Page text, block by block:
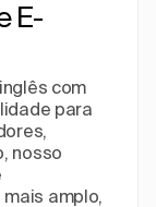
E-
com
para
nosso
amplo,